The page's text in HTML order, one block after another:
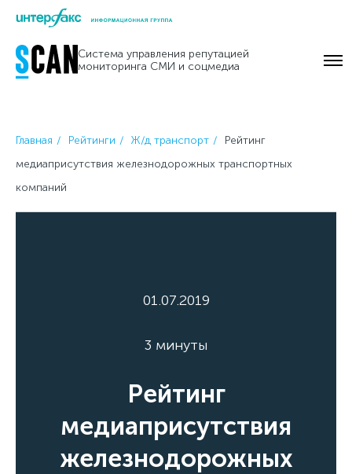
Skip
content
Система управления репутацией
мониторинга СМИ и соцмедиа
Главная Рейтинги Ж/д транспорт
Рейтинг
медиаприсутствия железнодорожных транспортных
компаний
01.07.2019
3 минуты
Рейтинг
медиаприсутствия
железнодорожных